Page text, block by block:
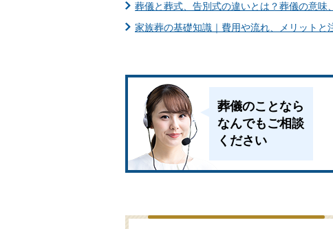
葬儀と葬式、告別式の違いとは？葬儀の意味
家族葬の基礎知識｜費用や流れ、メリットと
葬儀のことなら
なんでもご相談
ください